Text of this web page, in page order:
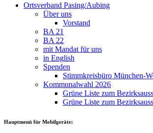
Ortsverband Pasing/Aubing
Über uns
Vorstand
BA 21
BA 22
mit Mandat für uns
in English
Spenden
Stimmkreisbüro München-
Kommunalwahl 2026
Grüne Liste zum
Grüne Liste zum
Hauptmenü für Mobilgeräte: